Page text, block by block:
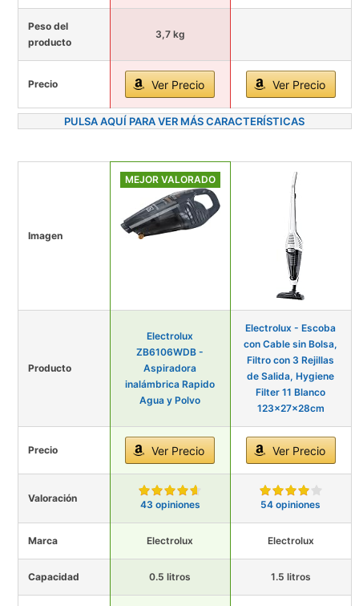
Peso del
producto
3,7 kg
Precio Ver Precio Ver Precio
PULSA AQUÍ PARA VER MÁS CARACTERÍSTICAS
Imagen
MEJOR VALORADO
Producto
Electrolux
ZB6106WDB -
Aspiradora
inalámbrica Rapido
Agua y Polvo
Electrolux - Escoba
con Cable sin Bolsa,
Filtro con 3 Rejillas
de Salida, Hygiene
Filter 11 Blanco
123x27x28cm
Precio Ver Precio Ver Precio
Valoración
43 opiniones 54 opiniones
Marca Electrolux Electrolux
Capacidad 0.5 litros 1.5 litros